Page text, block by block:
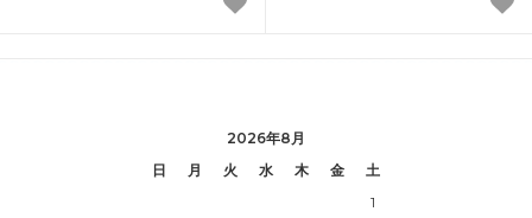
2026年8月
日
月 火 水 木 金
土
1